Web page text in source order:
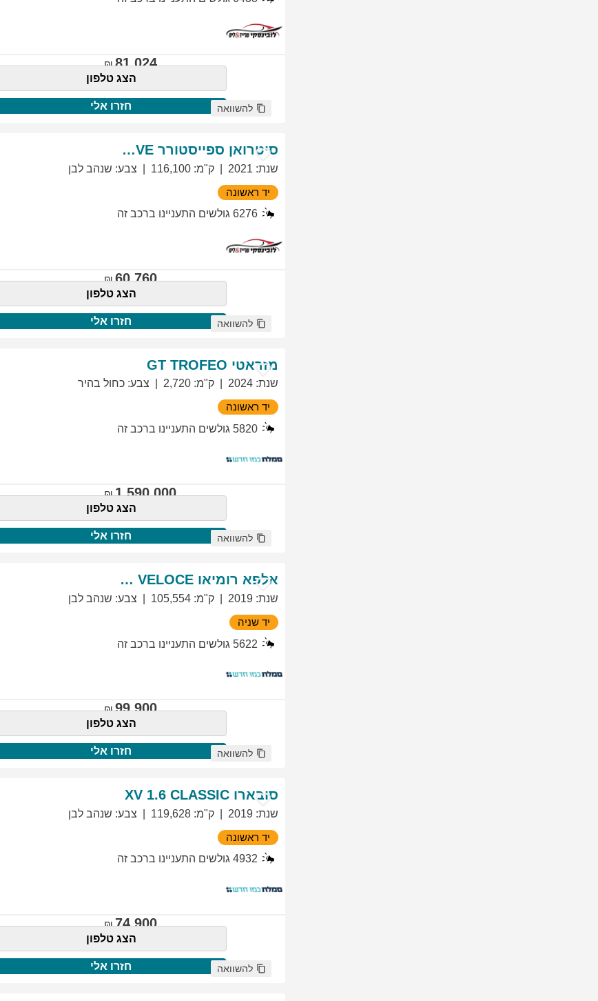
81,024
הצג טלפון
חזרו אלי להשוואה
סיטרואן ספייסטורר EXCLUSIVE
שנת:
2021 ק"מ:
116,100 צבע: שנהב לבן
יד ראשונה
6276 גולשים התעניינו ברכב זה
60,760
הצג טלפון
חזרו אלי להשוואה
מזראטי GT TROFEO
שנת:
2024 ק"מ:
2,720 צבע: כחול בהיר
יד ראשונה
5820 גולשים התעניינו ברכב זה
1,590,000
הצג טלפון
חזרו אלי להשוואה
אלפא רומיאו GIULIETTA VELOCE
שנת:
2019 ק"מ:
105,554 צבע: שנהב לבן
יד שניה
5622 גולשים התעניינו ברכב זה
99,900
הצג טלפון
חזרו אלי להשוואה
סובארו XV 1.6 CLASSIC
שנת:
2019 ק"מ:
119,628 צבע: שנהב לבן
יד ראשונה
4932 גולשים התעניינו ברכב זה
74,900
הצג טלפון
חזרו אלי להשוואה